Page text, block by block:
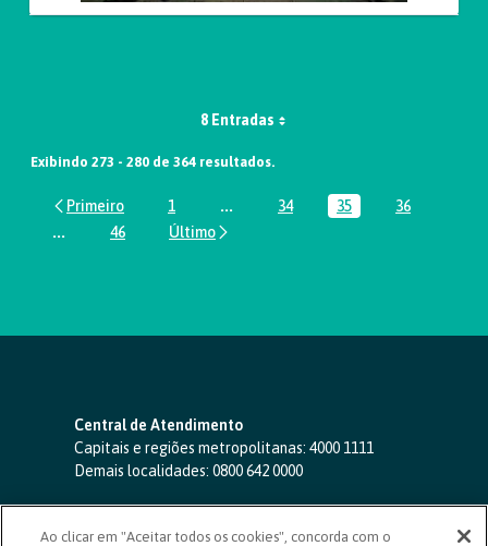
8 Entradas
Exibindo 273 - 280 de 364 resultados.
Página
1 ...Páginas intermediárias Usar ABA
Página
34 Página
35 Página
36
...Páginas intermediárias Usar ABA para navegar.
Página
46
Central de Atendimento
Capitais e regiões metropolitanas: 4000 1111
Demais localidades: 0800 642 0000
SAC 24 horas-0800 724 4420
Ao clicar em "Aceitar todos os cookies", concorda com o